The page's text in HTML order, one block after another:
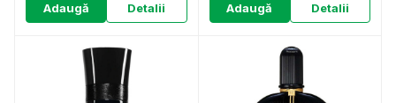
Adaugă Detalii Adaugă Detalii